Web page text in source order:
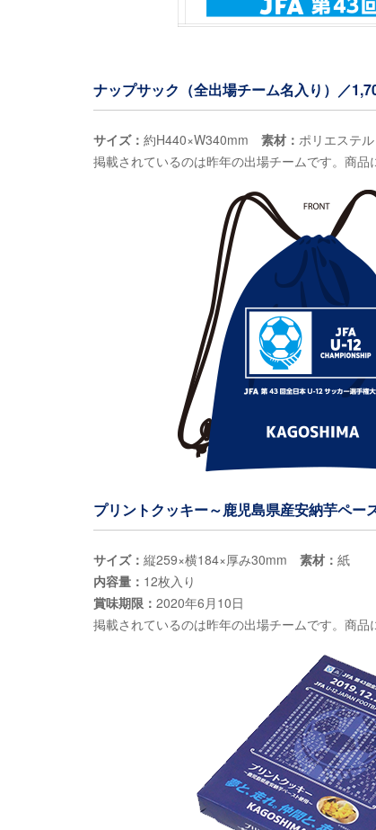
ナップサック（全出場チーム名入り）／
サイズ： 約H440×W340mm 素材： ポリエステル
掲載されているのは昨年の出場チームです。商品
プリントクッキー～鹿児島県産安納芋ペー
サイズ： 縦259×横184×厚み30mm 素材： 紙
内容量： 12枚入り
賞味期限： 2020年6月10日
掲載されているのは昨年の出場チームです。商品